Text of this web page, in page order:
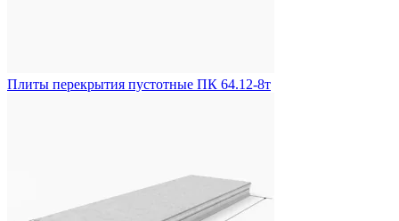
Плиты перекрытия пустотные ПК 64.12-8т